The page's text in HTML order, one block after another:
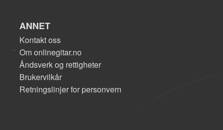
ANNET
Kontakt oss
Om onlinegitar.no
Åndsverk og rettigheter
Brukervilkår
Retningslinjer for personvern